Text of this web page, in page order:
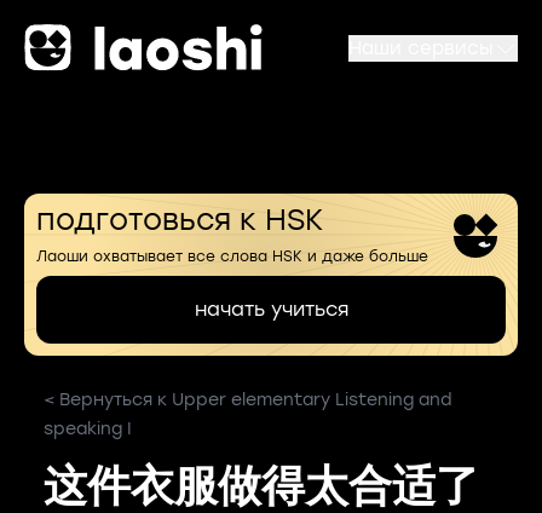
подготовься к HSK
Лаоши охватывает все слова HSK и даже больше
начать учиться
< Вернуться к Upper elementary Listening and
speaking I
这件衣服做得太合适了